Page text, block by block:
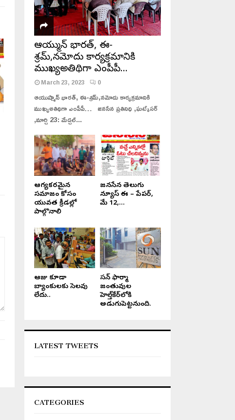
జనసేన తెలుగు న్యూస్, ఆంధ్ర ప్రదేశ్, ఈ
– పేపర్, ఏప్రిల్ 28, 2025.
పేపర్, 13, ఆగష్టు, 2023.
ఆయుష్మాన్ భారత్, ఈ-
శ్రమ్,నమోదు కార్యక్రమానికి
ముఖ్యఅతిథిగా ఎంపీపీ…
March 23, 2023 0
ఆయుష్మాన్ భారత్, ఈ-శ్రమ్,నమోదు కార్యక్రమానికి
ముఖ్యఅతిథిగా ఎంపీపీ… జనసేన ప్రతినిధి ,ఘట్కేసర్
,మార్చి 23: మేడ్చల్...
ఆరోగ్యకరమైన
సమాజం కోసం
యువత క్రీడల్లో
పాల్గొనాలి
జనసేన తెలుగు
న్యూస్ ఈ – పేపర్,
మే 12,...
ఆరోజు కూడా
బ్యాంకులకు సెలవు
లేదు..
సన్ ఫార్మా
జంతువుల
హెల్త్‌కేర్‌లోకి
అడుగుపెట్టనుంది.
LATEST TWEETS
CATEGORIES